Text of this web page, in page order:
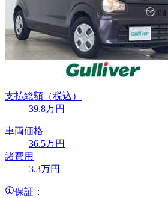
支払総額 （税込）
39.8万円
車両価格
36.5万円
諸費用
3.3万円
保証：